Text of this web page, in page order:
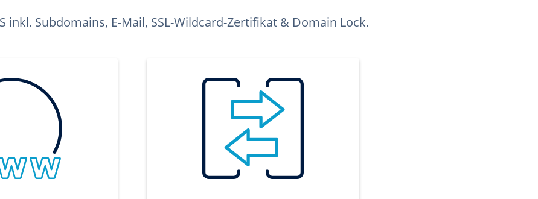
inkl. Subdomains, E-Mail, SSL-Wildcard-Zertifikat & Domain Lock.